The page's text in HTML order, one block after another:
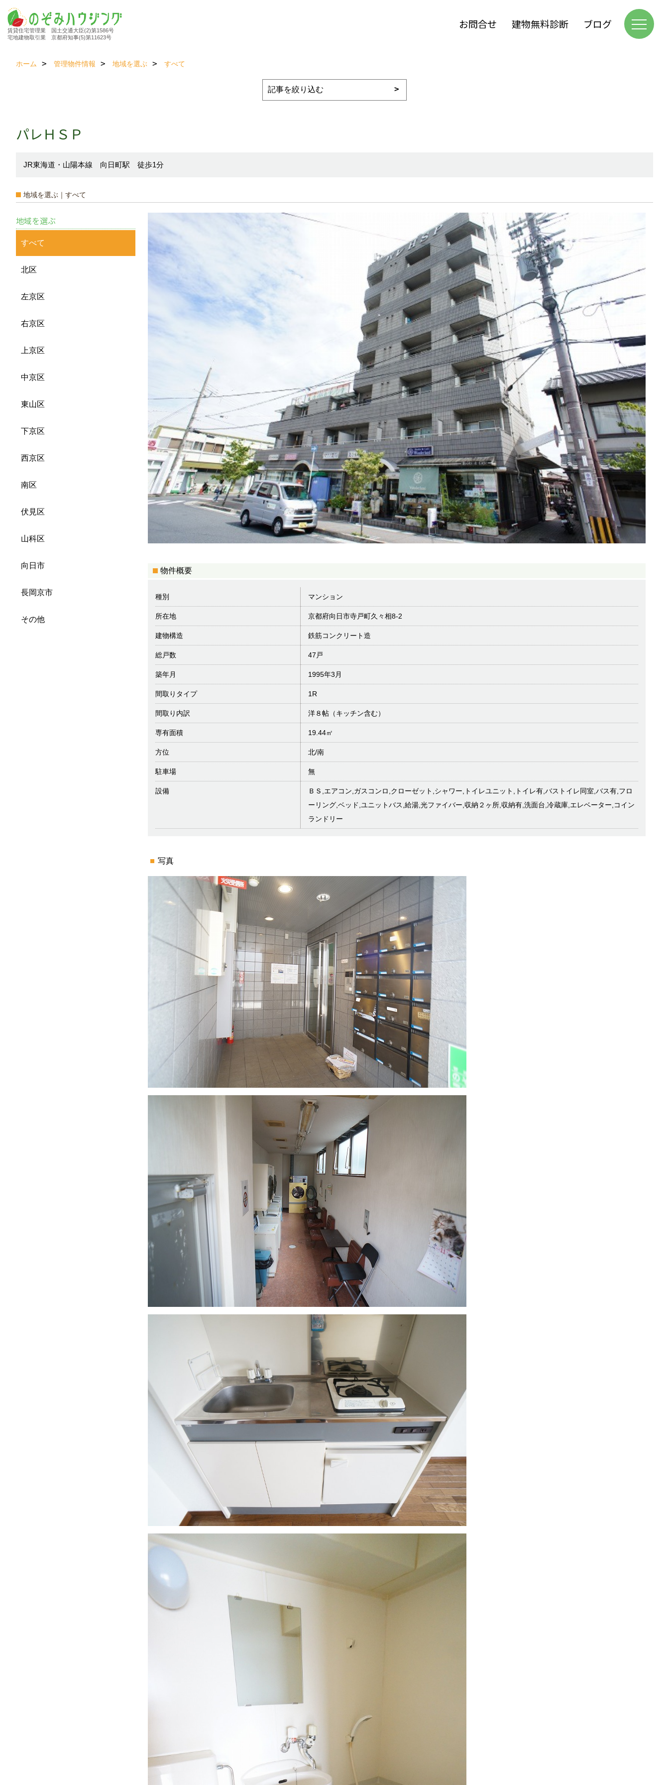
賃貸住宅管理業 国土交通大臣(2)第1586号
宅地建物取引業 京都府知事(5)第11623号
お問合せ 建物無料診断 ブログ
ホーム 管理物件情報 地域を選ぶ すべて
パレＨＳＰ
JR東海道・山陽本線 向日町駅 徒歩1分
地域を選ぶ｜すべて
物件概要
種別 マンション
所在地 京都府向日市寺戸町久々相8-2
建物構造 鉄筋コンクリート造
総戸数 47戸
築年月 1995年3月
間取りタイプ 1R
間取り内訳 洋８帖（キッチン含む）
専有面積 19.44㎡
方位 北/南
駐車場 無
設備
ＢＳ,エアコン,ガスコンロ,クローゼット,シャワー,トイレユニット,トイレ有,バストイレ同室,バス有,フロ
ーリング,ベッド,ユニットバス,給湯,光ファイバー,収納２ヶ所,収納有,洗面台,冷蔵庫,エレベーター,コイン
ランドリー
写真
地域を選ぶ
すべて
北区
左京区
右京区
上京区
中京区
東山区
下京区
西京区
南区
伏見区
山科区
向日市
長岡京市
その他